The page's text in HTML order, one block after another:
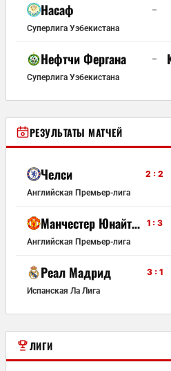
Насаф –
Суперлига Узбекистана
Нефтчи Фергана –
Суперлига Узбекистана
РЕЗУЛЬТАТЫ МАТЧЕЙ
Челси 2 : 2
Английская Премьер-лига
Манчестер Юнайтед 1 : 3
Английская Премьер-лига
Реал Мадрид 3 : 1
Испанская Ла Лига
ЛИГИ